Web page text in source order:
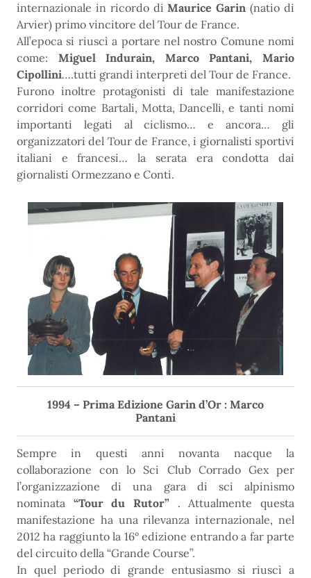
internazionale in ricordo diMaurice Garin (natio di
Arvier) primo vincitore del Tour de France.
All’epoca si riuscì a portare nel nostro Comune nomi
come: Miguel Indurain, Marco Pantani, Mario
Cipollini….tutti grandi interpreti del Tour de France.
Furono inoltre protagonisti di tale manifestazione
corridori come Bartali, Motta, Dancelli, e tanti nomi
importanti legati al ciclismo… e ancora… gli
organizzatori del Tour de France, i giornalisti sportivi
italiani e francesi… la serata era condotta dai
giornalisti Ormezzano e Conti.
1994 – Prima Edizione Garin d’Or : Marco
Pantani
Sempre in questi anni novanta nacque la
collaborazione con lo Sci Club Corrado Gex per
l’organizzazione di una gara di sci alpinismo
nominata “Tour du Rutor” . Attualmente questa
manifestazione ha una rilevanza internazionale, nel
2012 ha raggiunto la 16° edizione entrando a far parte
del circuito della “Grande Course”.
In quel periodo di grande entusiasmo si riuscì a